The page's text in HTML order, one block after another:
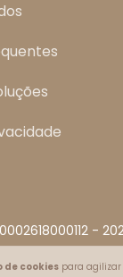
de cookies para
-